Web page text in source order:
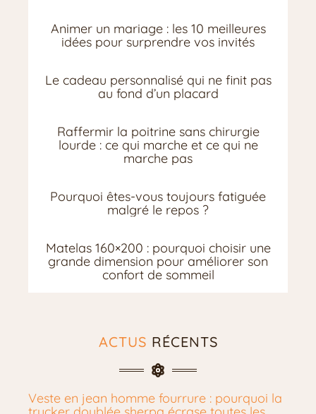
Animer un mariage : les 10 meilleures
idées pour surprendre vos invités
Le cadeau personnalisé qui ne finit pas
au fond d’un placard
Raffermir la poitrine sans chirurgie
lourde : ce qui marche et ce qui ne
marche pas
Pourquoi êtes-vous toujours fatiguée
malgré le repos ?
Matelas 160×200 : pourquoi choisir une
grande dimension pour améliorer son
confort de sommeil
ACTUS RÉCENTS
Veste en jean homme fourrure : pourquoi la